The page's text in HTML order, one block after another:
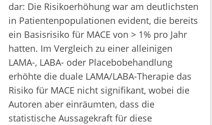
dar: Die Risikoerhöhung war am deutlichsten
in Patientenpopulationen evident, die bereits
ein Basisrisiko für MACE von > 1% pro Jahr
hatten. Im Vergleich zu einer alleinigen
LAMA-, LABA- oder Placebobehandlung
erhöhte die duale LAMA/LABA-Therapie das
Risiko für MACE nicht signifikant, wobei die
Autoren aber einräumten, dass die
statistische Aussagekraft für diese